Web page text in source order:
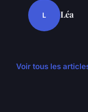
L Léa
Voir tous les